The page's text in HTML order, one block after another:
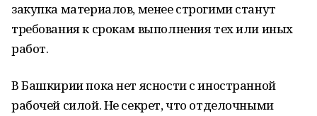
закупка материалов, менее строгими станут
требования к срокам выполнения тех или иных
работ.
В Башкирии пока нет ясности с иностранной
рабочей силой. Не секрет, что отделочными